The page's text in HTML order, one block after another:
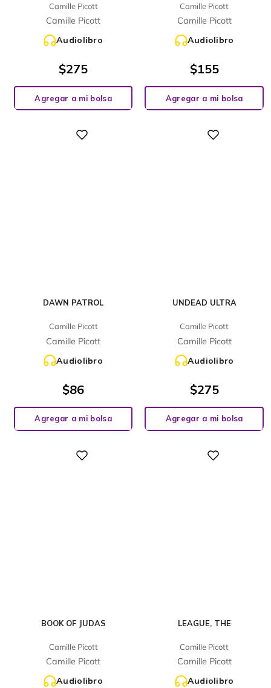
Camille Picott
Camille Picott
Audiolibro
$275
Agregar a mi bolsa
Camille Picott
Camille Picott
Audiolibro
$155
Agregar a mi bolsa
DAWN PATROL
Camille Picott
Camille Picott
Audiolibro
$86
Agregar a mi bolsa
UNDEAD ULTRA
Camille Picott
Camille Picott
Audiolibro
$275
Agregar a mi bolsa
BOOK OF JUDAS
Camille Picott
Camille Picott
Audiolibro
LEAGUE, THE
Camille Picott
Camille Picott
Audiolibro